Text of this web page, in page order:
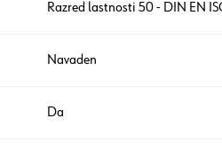
Razred lastnosti 50 - DIN EN
Navaden
Da